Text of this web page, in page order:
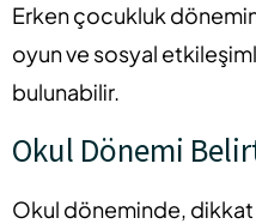
Erken çocukluk
oyun ve sosyal
bulunabilir.
Okul Dönemi
Okul döneminde,